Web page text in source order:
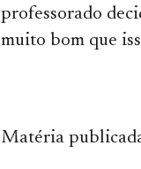
professorado
muito bom que
Matéria